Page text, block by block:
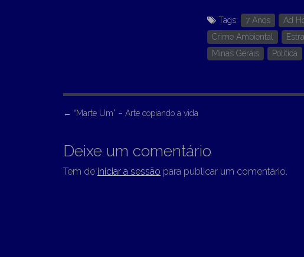
Tags: 7 Anos Ad
Crime Ambiental
Minas Gerais
Política
P
s
t
← “Marte Um” – Arte copiando a vida
Deixe um comentário
Tem de iniciar a sessão para publicar um comentário.